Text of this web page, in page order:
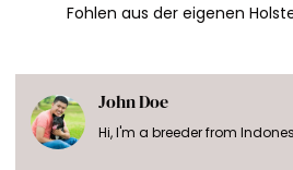
Fohlen aus der eigenen
John Doe
Hi, I'm a breeder from